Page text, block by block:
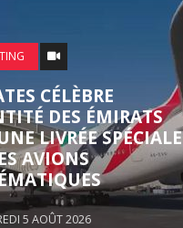
CÉLÈBRE
DES ÉMIRATS
LIVRÉE SPÉCIALE
AVIONS
5 AOÛT 2026